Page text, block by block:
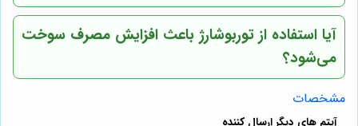
آیا استفاده از توربوشارژ باعث افزایش مصرف سوخت
می‌شود؟
مشخصات